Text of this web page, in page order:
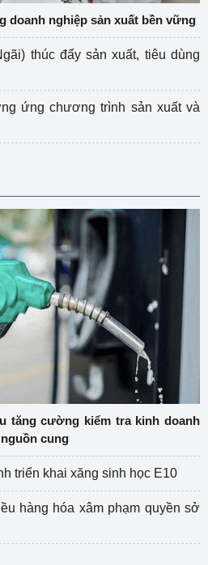
doanh nghiệp sản xuất bền vững
thúc đẩy sản xuất, tiêu dùng
ứng chương trình sản xuất và
tăng cường kiểm tra kinh doanh
cung
triển khai xăng sinh học E10
hàng hóa xâm phạm quyền sở